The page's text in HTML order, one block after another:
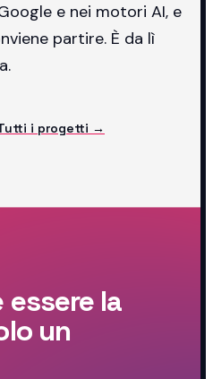
e nei motori AI, e
partire. È da lì
i progetti →
essere la
un